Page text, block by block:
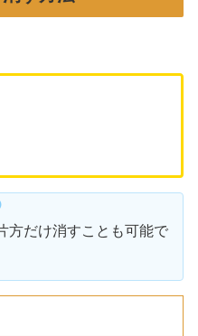
方だけ消すことも可能で